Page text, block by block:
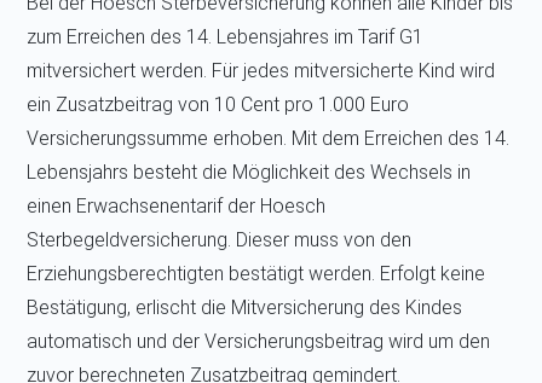
zum Erreichen des 14. Lebensjahres im Tarif G1
mitversichert werden. Für jedes mitversicherte Kind wird
ein Zusatzbeitrag von 10 Cent pro 1.000 Euro
Versicherungssumme erhoben. Mit dem Erreichen des 14.
Lebensjahrs besteht die Möglichkeit des Wechsels in
einen Erwachsenentarif der Hoesch
Sterbegeldversicherung. Dieser muss von den
Erziehungsberechtigten bestätigt werden. Erfolgt keine
Bestätigung, erlischt die Mitversicherung des Kindes
automatisch und der Versicherungsbeitrag wird um den
zuvor berechneten Zusatzbeitrag gemindert.